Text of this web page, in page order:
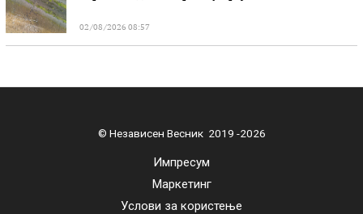
02/08/2026 08:57
© Независен Весник 2019 -2026
Импресум
Маркетинг
Услови за користење